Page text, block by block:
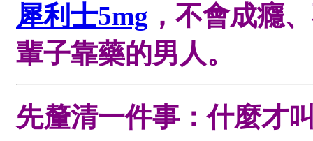
犀利士5mg ，不會成癮
輩子靠藥的男人。
先釐清一件事：什麼才